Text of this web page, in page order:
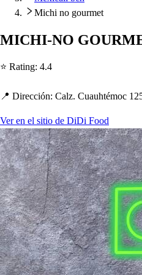
Michi no gourmet
MICHI-NO
⭐ Rating: 4.4
📍 Dirección: Calz. Cuauhtémoc
Ver en el sitio de DiDi Food